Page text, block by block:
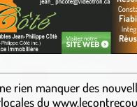
rien manquer des
du